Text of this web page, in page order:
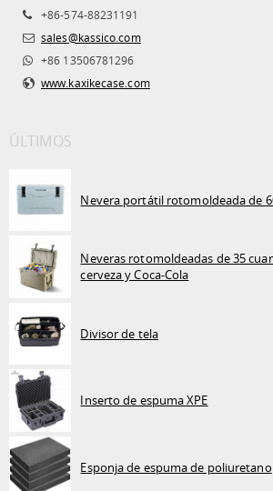
+86-574-88231191
sales@kassico.com
+86 13506781296
www.kaxikecase.com
ÚLTIMOS
Nevera portátil rotomoldeada de
Neveras rotomoldeadas de 35
cerveza y Coca-Cola
Divisor de tela
Inserto de espuma XPE
Esponja de espuma de poliuretano